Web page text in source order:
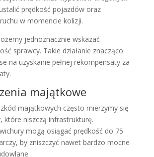
prędkość pojazdów oraz
w momencie kolizji.
jednoznacznie wskazać
sprawcy. Takie działanie znacząco
na uzyskanie pełnej rekompensaty za
majątkowe
majątkowych często mierzymy się
które niszczą infrastrukturę.
mogą osiągać prędkość do 75
by zniszczyć nawet bardzo mocne